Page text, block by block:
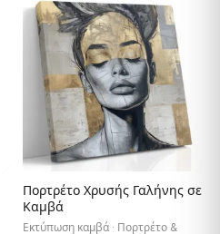
through
147,48 €
♡
Πορτρέτο Χρυσής Γαλήνης σε
Καμβά
Εκτύπωση καμβά · Πορτρέτο &